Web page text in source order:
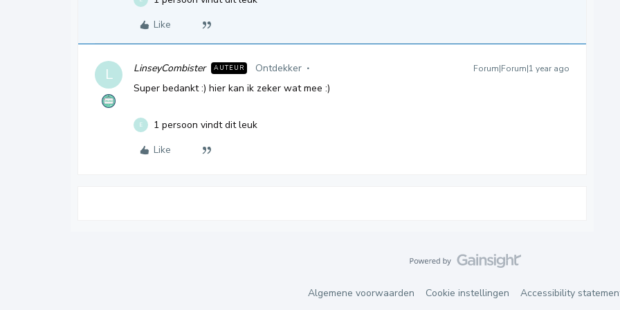
Like
L LinseyCombister AUTEUR Ontdekker Forum|Forum|1 year ago
Super bedankt :) hier kan ik zeker wat mee :)
E
1 persoon vindt dit leuk
Like
Algemene voorwaarden Cookie instellingen Accessibility